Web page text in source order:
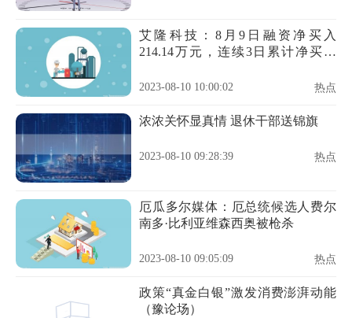
艾隆科技：8月9日融资净买入
214.14万元，连续3日累计净买入
2023-08-10 10:00:02 热点
浓浓关怀显真情 退休干部送锦旗
2023-08-10 09:28:39 热点
厄瓜多尔媒体：厄总统候选人费尔
南多·比利亚维森西奥被枪杀
2023-08-10 09:05:09 热点
政策“真金白银”激发消费澎湃动能
（豫论场）